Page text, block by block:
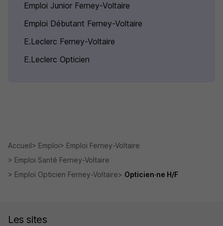
Emploi Junior Ferney-Voltaire
Emploi Débutant Ferney-Voltaire
E.Leclerc Ferney-Voltaire
E.Leclerc Opticien
Accueil Emploi
Emploi Ferney-Voltaire
Emploi Santé Ferney-Voltaire
Emploi Opticien Ferney-Voltaire
Opticien·ne H/F
Les sites